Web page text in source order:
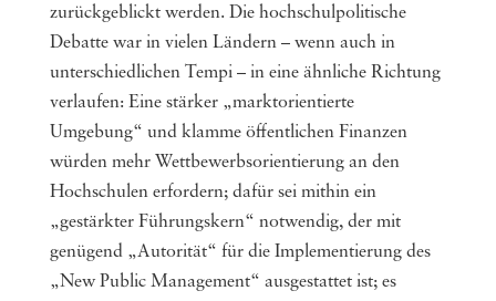
zurückgeblickt werden. Die hochschulpolitische
Debatte war in vielen Ländern – wenn auch in
unterschiedlichen Tempi – in eine ähnliche Richtung
verlaufen: Eine stärker „marktorientierte
Umgebung“ und klamme öffentlichen Finanzen
würden mehr Wettbewerbsorientierung an den
Hochschulen erfordern; dafür sei mithin ein
„gestärkter Führungskern“ notwendig, der mit
genügend „Autorität“ für die Implementierung des
„New Public Management“ ausgestattet ist; es